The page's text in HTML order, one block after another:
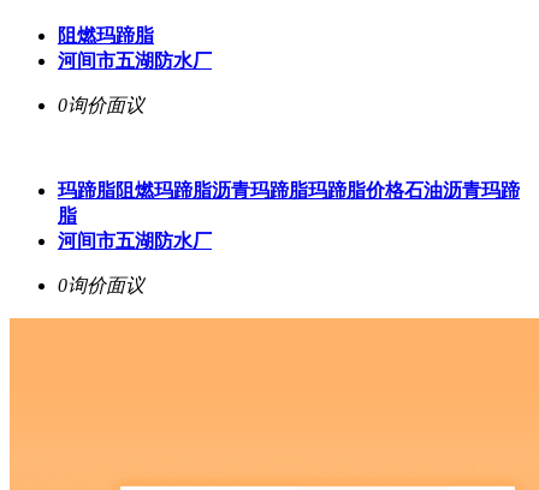
阻燃玛蹄脂
河间市五湖防水厂
0询价面议
玛蹄脂阻燃玛蹄脂沥青玛蹄脂玛蹄脂价格石油沥青玛蹄
脂
河间市五湖防水厂
0询价面议